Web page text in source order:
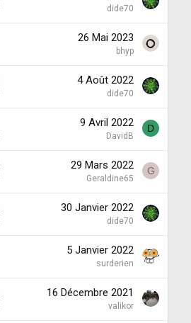
dide70
26 Mai 2023
bhyp
4 Août 2022
dide70
9 Avril 2022
DavidB
D
29 Mars 2022
Geraldine65
G
30 Janvier 2022
dide70
5 Janvier 2022
surderien
16 Décembre 2021
valikor